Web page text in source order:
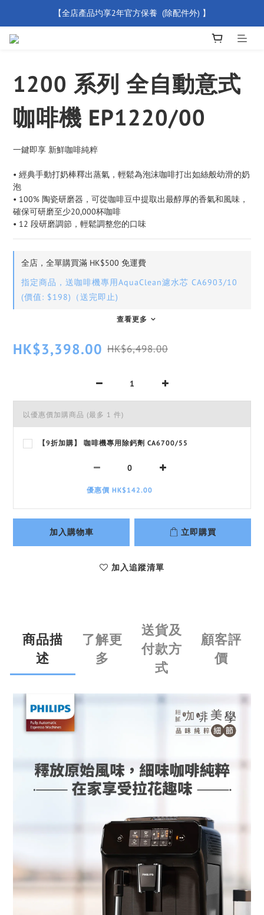
【買滿 $500 免運費】
【全店產品圴享2年官方保養  (除配件外) 】
1200 系列 全自動意式
咖啡機 EP1220/00
一鍵即享 新鮮咖啡純粹
• 經典手動打奶棒釋出蒸氣，輕鬆為泡沫咖啡打出如絲般幼滑的奶
泡
• 100% 陶瓷研磨器，可從咖啡豆中提取出最醇厚的香氣和風味，
確保可研磨至少20,000杯咖啡
• 12 段研磨調節，輕鬆調整您的口味
全店，全單購買滿 HK$500 免運費
指定商品，送咖啡機專用AquaClean濾水芯 CA6903/10
(價值: $198)（送完即止)
查看更多
HK$3,398.00 HK$6,498.00
以優惠價加購商品 (最多 1 件)
【9折加購】 咖啡機專用除鈣劑 CA6700/55
優惠價 HK$142.00
加入購物車 立即購買
加入追蹤清單
商品描
述
了解更
多
送貨及
付款方
式
顧客評
價